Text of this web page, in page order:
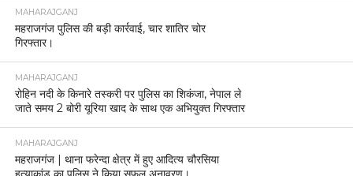
MAHARAJGANJ
महराजगंज पुलिस की बड़ी कार्रवाई, चार शातिर चोर
गिरफ्तार।
MAHARAJGANJ
रोहिन नदी के किनारे तस्करी पर पुलिस का शिकंजा, नेपाल ले
जाते समय 2 बोरी यूरिया खाद के साथ एक अभियुक्त गिरफ्तार
MAHARAJGANJ
महराजगंज | थाना फरेन्दा क्षेत्र में हुए आदित्य चौरसिया